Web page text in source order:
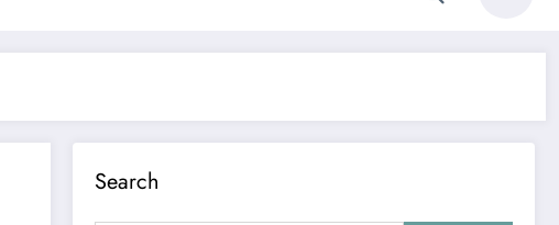
Search